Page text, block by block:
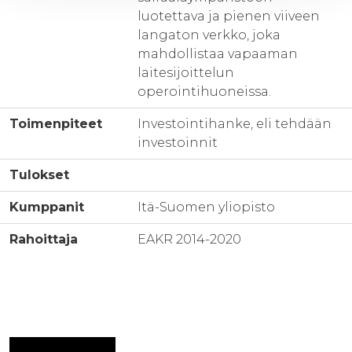
luotettava ja pienen viiveen
langaton verkko, joka
mahdollistaa vapaaman
laitesijoittelun
operointihuoneissa.
Toimenpiteet
Investointihanke, eli tehdään
investoinnit
Tulokset
Kumppanit Itä-Suomen yliopisto
Rahoittaja EAKR 2014-2020